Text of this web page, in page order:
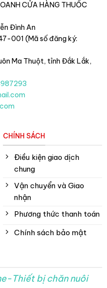
CỬA HÀNG THUỐC
Đình An
001 (Mã số đăng ký:
Ma Thuột, tỉnh Đắk Lắk,
CHÍNH SÁCH
Điều kiện giao dịch
chung
Vận chuyển và Giao
nhận
Phương thức thanh toán
Chính sách bảo mật
Thiết bị chăn nuôi